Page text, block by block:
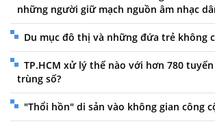
những người giữ mạch nguồn âm nhạc
Du mục đô thị và những đứa trẻ không
TP.HCM xử lý thế nào với hơn 780
trùng số?
"Thổi hồn" di sản vào không gian công